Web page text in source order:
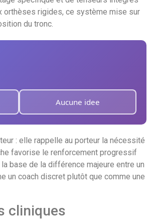
orthèses rigides, ce système mise sur
du tronc.
Aucune idee
: elle rappelle au porteur la nécessité
favorise le renforcement progressif
base de la différence majeure entre un
un coach discret plutôt que comme une
cliniques